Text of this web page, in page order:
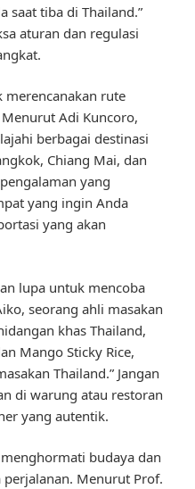
saat tiba di Thailand.”
aturan dan regulasi
rute
Adi Kuncoro,
berbagai destinasi
Chiang Mai, dan
yang
yang ingin Anda
yang akan
lupa untuk mencoba
seorang ahli masakan
khas Thailand,
Mango Sticky Rice,
Thailand.” Jangan
di warung atau restoran
yang autentik.
budaya dan
Menurut Prof.